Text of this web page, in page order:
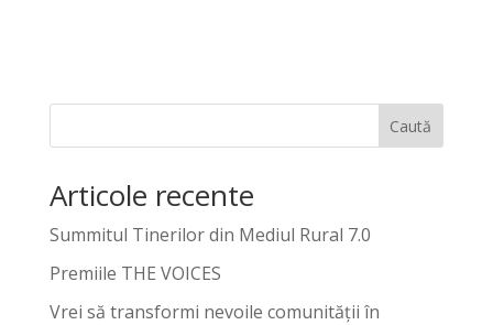
Caută
Articole recente
Summitul Tinerilor din Mediul Rural 7.0
Premiile THE VOICES
Vrei să transformi nevoile comunității în